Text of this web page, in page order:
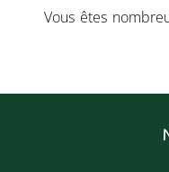
Vous êtes